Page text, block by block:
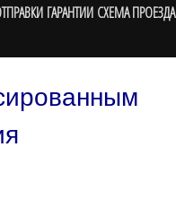
ГАРАНТИИ СХЕМА ПРОЕЗДА